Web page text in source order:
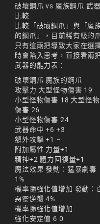
破壞鋼爪 vs 魔族鋼爪 武器
比較
比較「破壞鋼爪」與「魔
的鋼爪」，目前稀有級的
只有這兩把導致大家在選
時會陷入思考，直接看兩
武器的能力表：
破壞鋼爪 魔族的鋼爪
攻擊力 大型怪物傷害 19
小型怪物傷害 18 大型怪物
傷害 26
小型怪物傷害 24
武器命中 +6 +3
額外攻擊 +1 –
附加屬性 力量+1
精神+2 體力回復量+1
魔法效果 發動：猛暴劇毒
1%
機率隨強化值增加 發動：
惡靈逆襲 4%
機率隨強化值增加
強化安定值 6 0